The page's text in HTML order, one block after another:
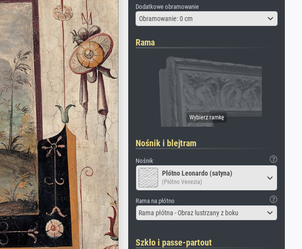
Dodatkowe obramowanie
Obramowanie: 0 cm
Rama
Nośnik i blejtram
Nośnik
Płótno Leonardo (satyna)
(Płótno Venezia)
Rama na płótno
Rama płótna - Obraz lustrzany z boku
Szkło i passe-partout